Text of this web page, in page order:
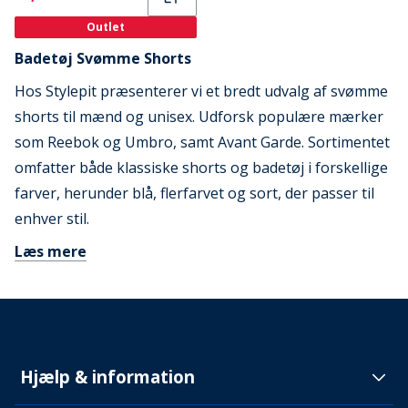
Outlet
Badetøj Svømme Shorts
Hos Stylepit præsenterer vi et bredt udvalg af svømme
shorts til mænd og unisex. Udforsk populære mærker
som Reebok og Umbro, samt Avant Garde. Sortimentet
omfatter både klassiske shorts og badetøj i forskellige
farver, herunder blå, flerfarvet og sort, der passer til
enhver stil.
Læs mere
Hjælp & information